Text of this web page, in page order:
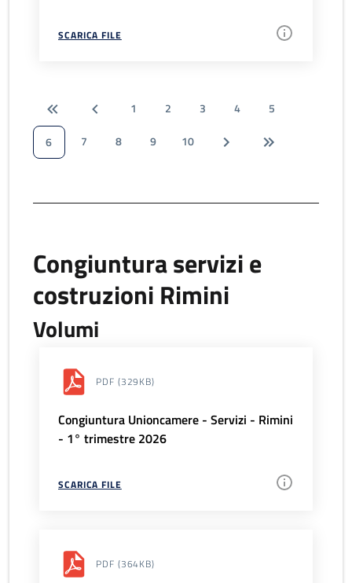
SCARICA FILE
1 2 3 4
5
6
7 8 9 10
Congiuntura servizi e
costruzioni Rimini
Volumi
PDF (329KB)
Congiuntura Unioncamere - Servizi - Rimini
- 1° trimestre 2026
SCARICA FILE
PDF (364KB)